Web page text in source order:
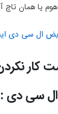
یا همان تاچ
ال سی دی
سی